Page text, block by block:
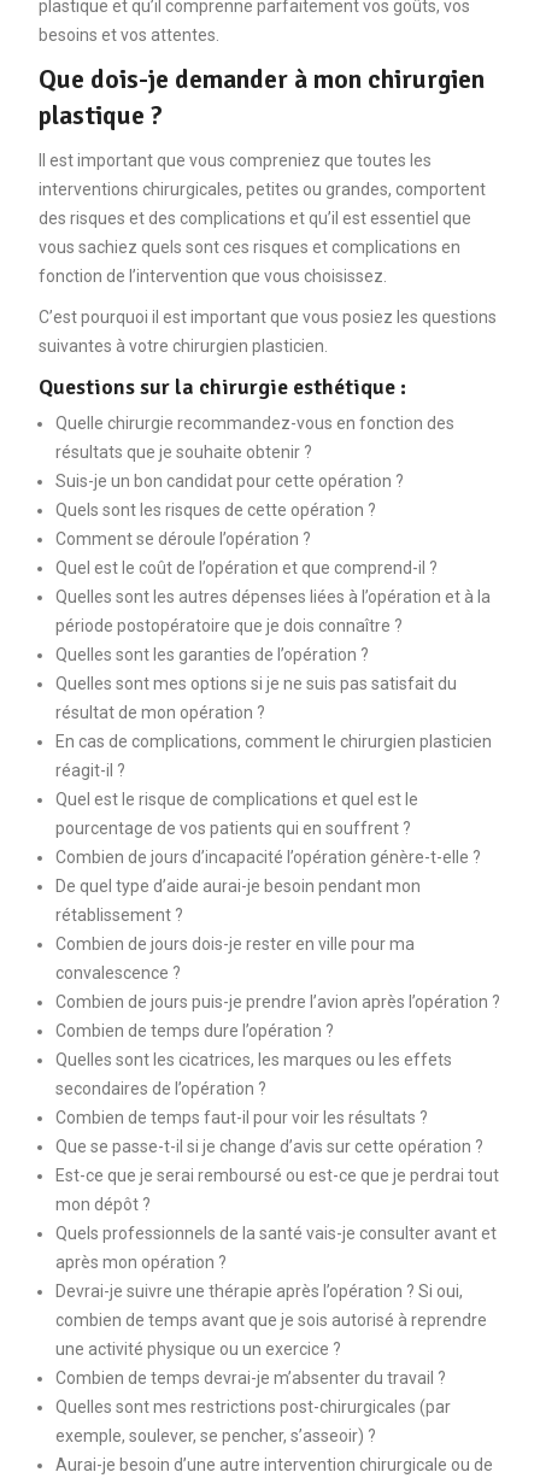
plastique et qu’il comprenne parfaitement vos goûts, vos
besoins et vos attentes.
Que dois-je demander à mon chirurgien
plastique ?
Il est important que vous compreniez que toutes les
interventions chirurgicales, petites ou grandes, comportent
des risques et des complications et qu’il est essentiel que
vous sachiez quels sont ces risques et complications en
fonction de l’intervention que vous choisissez.
C’est pourquoi il est important que vous posiez les questions
suivantes à votre chirurgien plasticien.
Questions sur la chirurgie esthétique :
Quelle chirurgie recommandez-vous en fonction des
résultats que je souhaite obtenir ?
Suis-je un bon candidat pour cette opération ?
Quels sont les risques de cette opération ?
Comment se déroule l’opération ?
Quel est le coût de l’opération et que comprend-il ?
Quelles sont les autres dépenses liées à l’opération et à la
période postopératoire que je dois connaître ?
Quelles sont les garanties de l’opération ?
Quelles sont mes options si je ne suis pas satisfait du
résultat de mon opération ?
En cas de complications, comment le chirurgien plasticien
réagit-il ?
Quel est le risque de complications et quel est le
pourcentage de vos patients qui en souffrent ?
Combien de jours d’incapacité l’opération génère-t-elle ?
De quel type d’aide aurai-je besoin pendant mon
rétablissement ?
Combien de jours dois-je rester en ville pour ma
convalescence ?
Combien de jours puis-je prendre l’avion après l’opération ?
Combien de temps dure l’opération ?
Quelles sont les cicatrices, les marques ou les effets
secondaires de l’opération ?
Combien de temps faut-il pour voir les résultats ?
Que se passe-t-il si je change d’avis sur cette opération ?
Est-ce que je serai remboursé ou est-ce que je perdrai tout
mon dépôt ?
Quels professionnels de la santé vais-je consulter avant et
après mon opération ?
Devrai-je suivre une thérapie après l’opération ? Si oui,
combien de temps avant que je sois autorisé à reprendre
une activité physique ou un exercice ?
Combien de temps devrai-je m’absenter du travail ?
Quelles sont mes restrictions post-chirurgicales (par
exemple, soulever, se pencher, s’asseoir) ?
Aurai-je besoin d’une autre intervention chirurgicale ou de